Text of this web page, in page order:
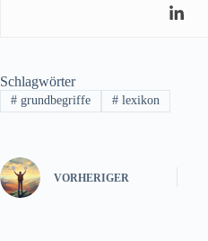
Schlagwörter
#grundbegriffe #lexikon
VORHERIGER